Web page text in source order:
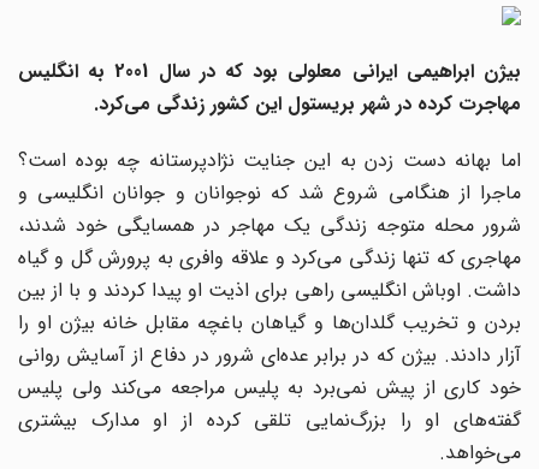
بیژن ابراهیمی ایرانی معلولی بود که در سال 2001 به انگلیس
مهاجرت کرده در شهر بریستول این کشور زندگی می‌کرد.
اما بهانه دست زدن به این جنایت نژادپرستانه چه بوده است؟
ماجرا از هنگامی شروع ‌شد که نوجوانان و جوانان انگلیسی و
شرور محله متوجه زندگی یک مهاجر در همسایگی خود شدند،
مهاجری که تنها زندگی می‌کرد و علاقه وافری به پرورش گل و گیاه
داشت. اوباش انگلیسی راهی برای اذیت او پیدا کردند و با از بین
بردن و تخریب گلدان‌ها و گیاهان باغچه‌ مقابل خانه بیژن او را
آزار دادند. بیژن که در برابر عده‌ای شرور در دفاع از آسایش روانی
خود کاری از پیش نمی‌برد به پلیس مراجعه می‌کند ولی پلیس
گفته‌های او را بزرگ‌نمایی تلقی کرده از او مدارک بیشتری
می‌خواهد.